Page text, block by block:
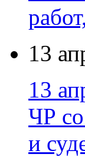
13
13
ЧР
и